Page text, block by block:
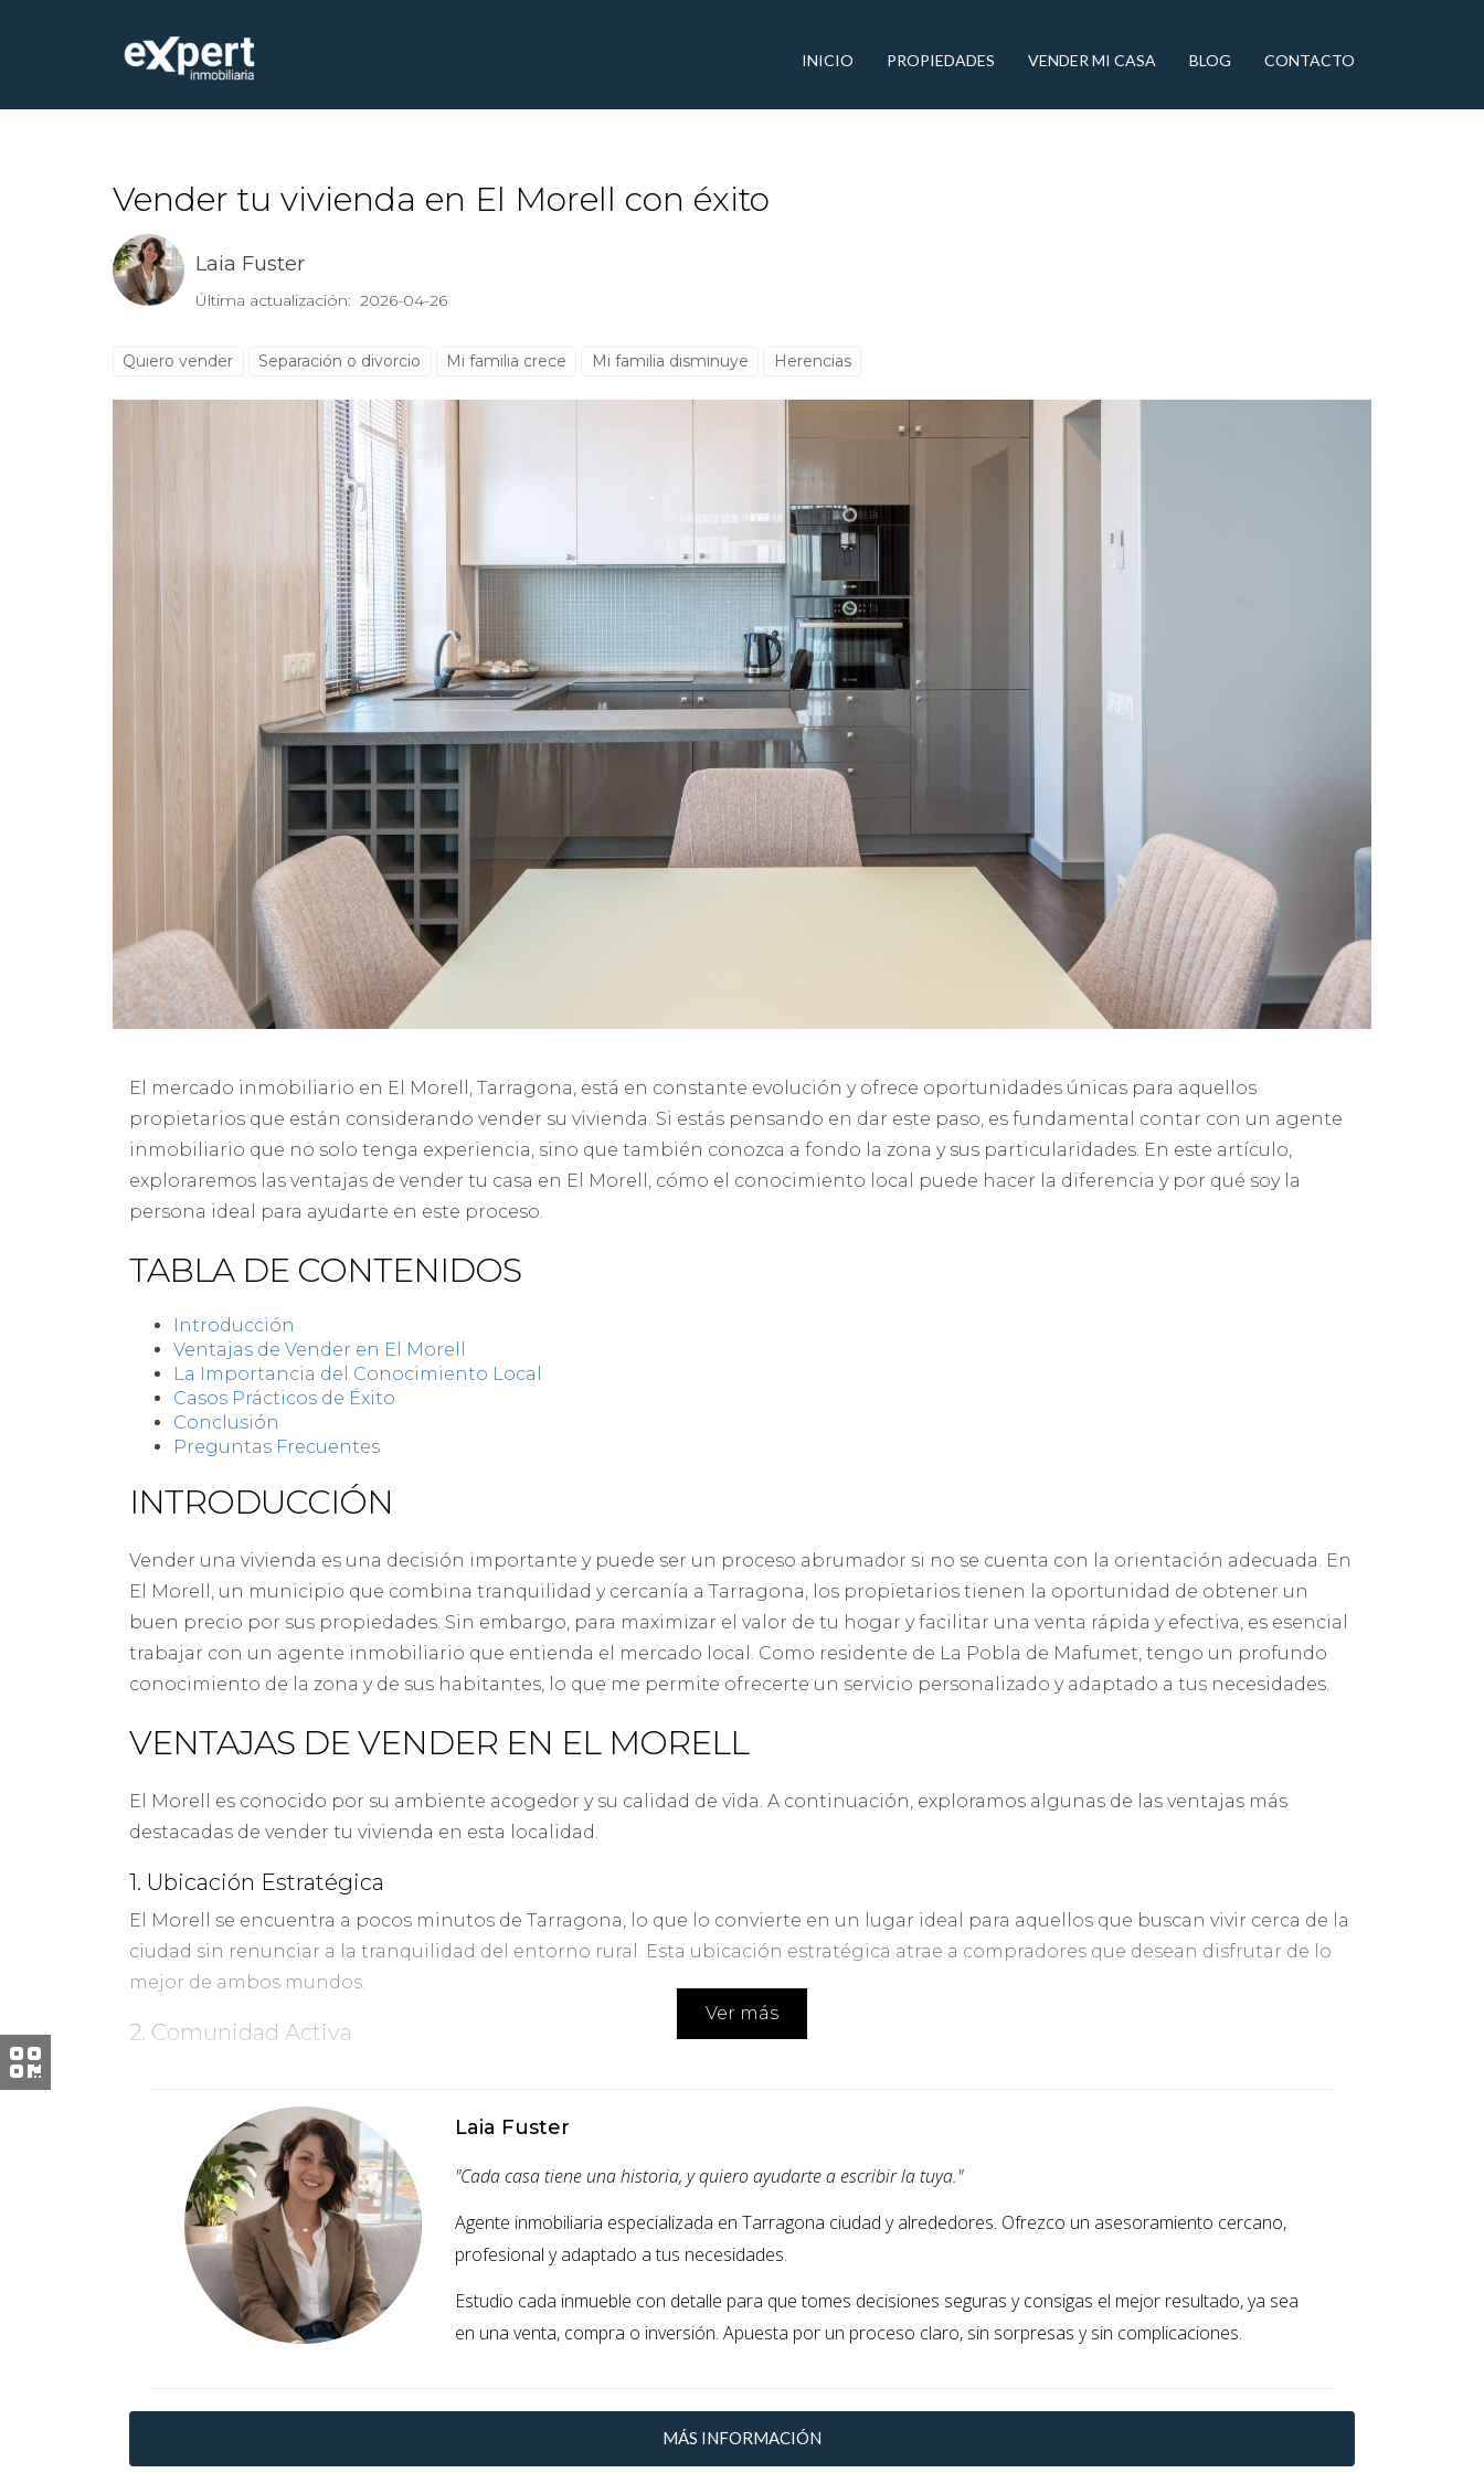
INICIO PROPIEDADES VENDER MI CASA BLOG CONTACTO
Vender tu vivienda en El Morell con éxito
Laia Fuster
Última actualización: 2026-04-26
Quiero vender Separación o divorcio Mi familia crece Mi familia disminuye Herencias
El mercado inmobiliario en El Morell, Tarragona, está en constante evolución y ofrece oportunidades únicas para aquellos
propietarios que están considerando vender su vivienda. Si estás pensando en dar este paso, es fundamental contar con un agente
inmobiliario que no solo tenga experiencia, sino que también conozca a fondo la zona y sus particularidades. En este artículo,
exploraremos las ventajas de vender tu casa en El Morell, cómo el conocimiento local puede hacer la diferencia y por qué soy la
persona ideal para ayudarte en este proceso.
TABLA DE CONTENIDOS
Introducción
Ventajas de Vender en El Morell
La Importancia del Conocimiento Local
Casos Prácticos de Éxito
Conclusión
Preguntas Frecuentes
INTRODUCCIÓN
Vender una vivienda es una decisión importante y puede ser un proceso abrumador si no se cuenta con la orientación adecuada. En
El Morell, un municipio que combina tranquilidad y cercanía a Tarragona, los propietarios tienen la oportunidad de obtener un
buen precio por sus propiedades. Sin embargo, para maximizar el valor de tu hogar y facilitar una venta rápida y efectiva, es esencial
trabajar con un agente inmobiliario que entienda el mercado local. Como residente de La Pobla de Mafumet, tengo un profundo
conocimiento de la zona y de sus habitantes, lo que me permite ofrecerte un servicio personalizado y adaptado a tus necesidades.
VENTAJAS DE VENDER EN EL MORELL
El Morell es conocido por su ambiente acogedor y su calidad de vida. A continuación, exploramos algunas de las ventajas más
destacadas de vender tu vivienda en esta localidad.
1. Ubicación Estratégica
El Morell se encuentra a pocos minutos de Tarragona, lo que lo convierte en un lugar ideal para aquellos que buscan vivir cerca de la
ciudad sin renunciar a la tranquilidad del entorno rural. Esta ubicación estratégica atrae a compradores que desean disfrutar de lo
mejor de ambos mundos.
2. Comunidad Activa
locales que fomentan el sentido de pertenencia, los compradores potenciales ven en esta localidad un lugar ideal para establecerse.
3. Crecimiento del Mercado Inmobiliario
En los últimos años, El Morell ha visto un crecimiento constante en el mercado inmobiliario. Esto significa que ahora es un buen
momento para vender tu propiedad antes de que los precios alcancen su punto máximo.
"Vender ahora te permitirá aprovechar el aumento del valor de tu propiedad antes de que el mercado se estabilice."
LA IMPORTANCIA DEL CONOCIMIENTO LOCAL
Contar con un agente inmobiliario que conozca bien la zona es crucial para lograr una venta exitosa. Mi experiencia viviendo en La
Pobla de Mafumet me ha permitido desarrollar relaciones sólidas con otros agentes, compradores y vendedores en la región.
Ver más
Laia Fuster
"Cada casa tiene una historia, y quiero ayudarte a escribir la tuya."
Agente inmobiliaria especializada en Tarragona ciudad y alrededores. Ofrezco un asesoramiento cercano,
profesional y adaptado a tus necesidades.
Estudio cada inmueble con detalle para que tomes decisiones seguras y consigas el mejor resultado, ya sea
en una venta, compra o inversión. Apuesta por un proceso claro, sin sorpresas y sin complicaciones.
MÁS INFORMACIÓN